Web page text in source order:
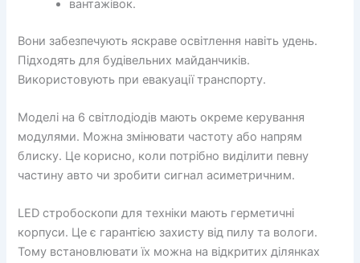
вантажівок.
Вони забезпечують яскраве освітлення навіть удень.
Підходять для будівельних майданчиків.
Використовують при евакуації транспорту.
Моделі на 6 світлодіодів мають окреме керування
модулями. Можна змінювати частоту або напрям
блиску. Це корисно, коли потрібно виділити певну
частину авто чи зробити сигнал асиметричним.
LED стробоскопи для техніки мають герметичні
корпуси. Це є гарантією захисту від пилу та вологи.
Тому встановлювати їх можна на відкритих ділянках